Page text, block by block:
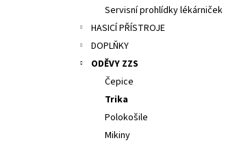
Servisní prohlídky lékárniček
HASICÍ PŘÍSTROJE
DOPLŇKY
ODĚVY ZZS
Čepice
Trika
Polokošile
Mikiny